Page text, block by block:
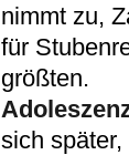
nimmt zu,
für
größten.
sich später,